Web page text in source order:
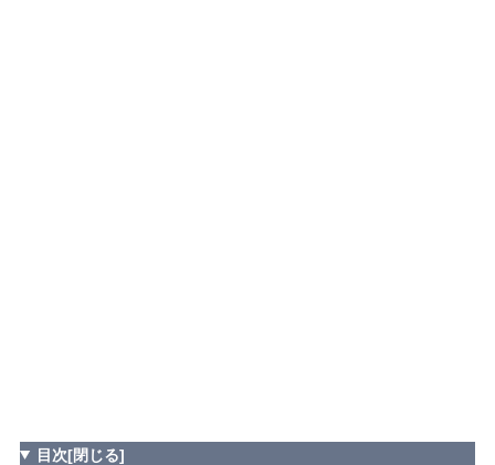
目次[閉じる]